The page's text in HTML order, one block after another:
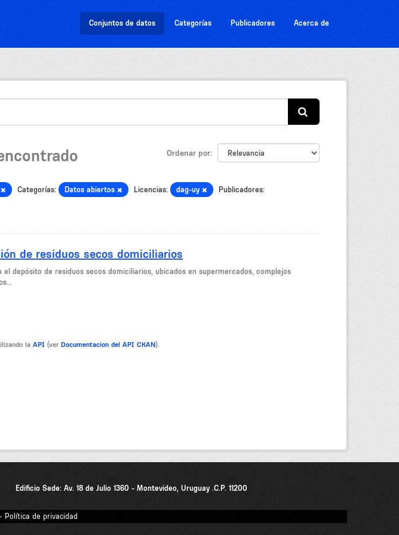
Conjuntos de datos Categorías Publicadores Acerca de
Ordenar por
Categorías: Datos abiertos Licencias: dag-uy Publicadores:
de residuos secos domiciliarios
depósito de residuos secos domiciliarios, ubicados en supermercados, complejos
la API (ver Documentacion del API CKAN).
Edificio Sede: Av. 18 de Julio 1360 - Montevideo, Uruguay .C.P. 11200
Política de privacidad